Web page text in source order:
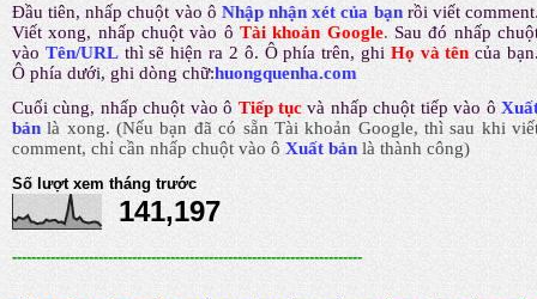
Đầu tiên, nhấp chuột vào ô Nhập nhận xét của bạn rồi viết comment
Viết xong, nhấp chuột vào ô Tài khoản Google. Sau đó nhấp
vào Tên/URL thì sẽ hiện ra 2 ô. Ô phía trên, ghi Họ và tên của
Ô phía dưới, ghi dòng chữ:huongquenha.com
Cuối cùng, nhấp chuột vào ô Tiếp tục và nhấp chuột tiếp vào ô
bản là xong.(Nếu bạn đã có sẵn Tài khoản Google, thì sau khi
comment, chỉ cần nhấp chuột vào ô Xuất bản là thành công)
Số lượt xem tháng trước
141,197
-------------------------------------------------------------------------